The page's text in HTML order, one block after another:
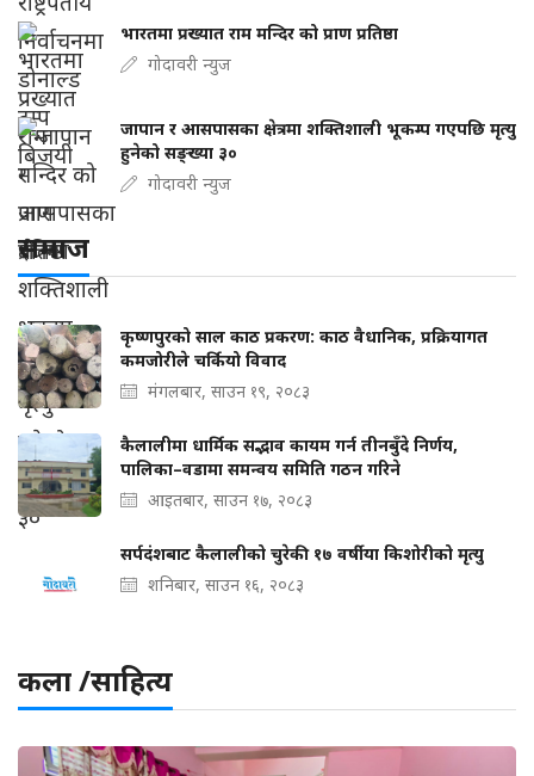
भारतमा प्रख्यात राम मन्दिर को प्राण प्रतिष्ठा
गोदावरी न्युज
जापान र आसपासका क्षेत्रमा शक्तिशाली भूकम्प गएपछि मृत्यु
हुनेको सङ्ख्या ३०
गोदावरी न्युज
समाज
कृष्णपुरको साल काठ प्रकरण: काठ वैधानिक, प्रक्रियागत
कमजोरीले चर्कियो विवाद
मंगलबार, साउन १९, २०८३
कैलालीमा धार्मिक सद्भाव कायम गर्न तीनबुँदे निर्णय,
पालिका–वडामा समन्वय समिति गठन गरिने
आइतबार, साउन १७, २०८३
सर्पदंशबाट कैलालीको चुरेकी १७ वर्षीया किशोरीको मृत्यु
शनिबार, साउन १६, २०८३
कला /साहित्य